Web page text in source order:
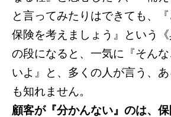
と言ってみたりはできても、
保険を考えましょう』という《
の段になると、一気に『そん
いよ』と、多くの人が言う、
も知れません。
顧客が『分かんない』のは、